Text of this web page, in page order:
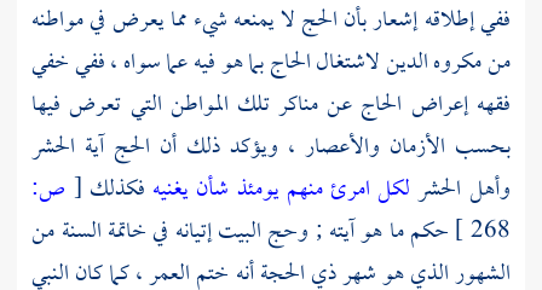
ففي إطلاقه إشعار بأن الحج لا يمنعه شيء مما يعرض في مواطنه
من مكروه الدين لاشتغال الحاج بما هو فيه عما سواه ، ففي خفي
فقهه إعراض الحاج عن مناكر تلك المواطن التي تعرض فيها
بحسب الأزمان والأعصار ، ويؤكد ذلك أن الحج آية الحشر
وأهل الحشرلكل امرئ منهم يومئذ شأن يغنيه فكذلك [ ص:
268 ] حكم ما هو آيته ; وحج البيت إتيانه في خاتمة السنة من
الشهور الذي هو شهر ذي الحجة أنه ختم العمر ، كما كان النبي